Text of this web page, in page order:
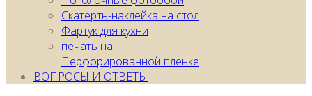
Скатерть-наклейка на стол
Фартук для кухни
печать на
Перфорированной пленке
ВОПРОСЫ И ОТВЕТЫ